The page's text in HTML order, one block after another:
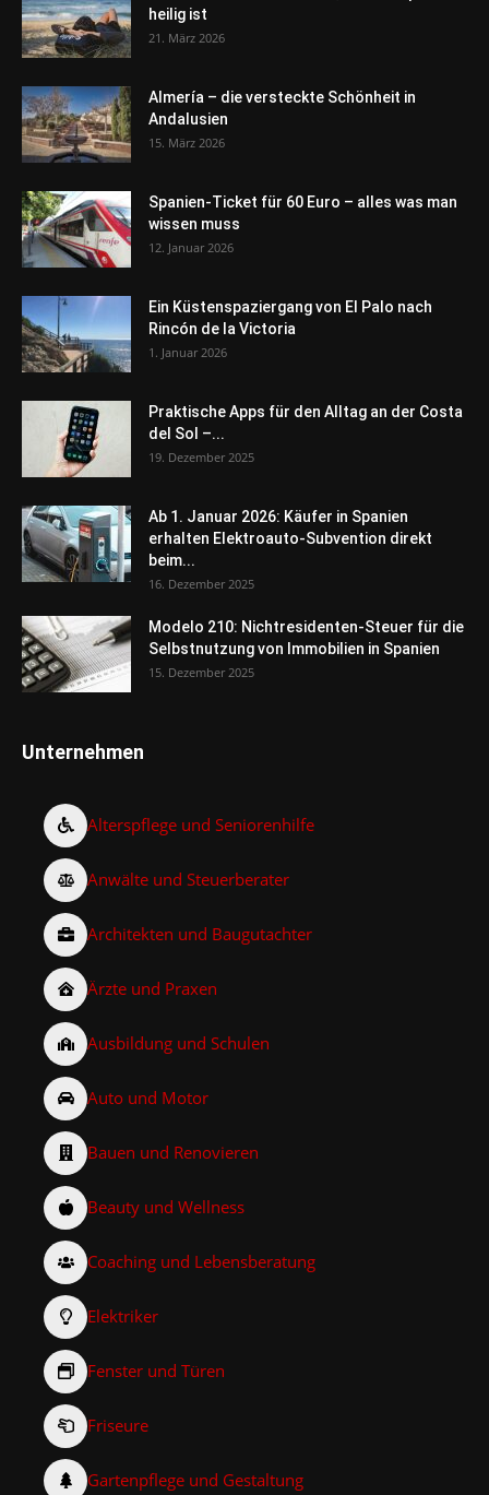
heilig ist
21. März 2026
Almería – die versteckte Schönheit in
Andalusien
15. März 2026
Spanien-Ticket für 60 Euro – alles was man
wissen muss
12. Januar 2026
Ein Küstenspaziergang von El Palo nach
Rincón de la Victoria
1. Januar 2026
Praktische Apps für den Alltag an der Costa
del Sol –...
19. Dezember 2025
Ab 1. Januar 2026: Käufer in Spanien
erhalten Elektroauto-Subvention direkt
beim...
16. Dezember 2025
Modelo 210: Nichtresidenten-Steuer für die
Selbstnutzung von Immobilien in Spanien
15. Dezember 2025
Unternehmen
Alterspflege und Seniorenhilfe
Anwälte und Steuerberater
Architekten und Baugutachter
Ärzte und Praxen
Ausbildung und Schulen
Auto und Motor
Bauen und Renovieren
Beauty und Wellness
Coaching und Lebensberatung
Elektriker
Fenster und Türen
Friseure
Gartenpflege und Gestaltung